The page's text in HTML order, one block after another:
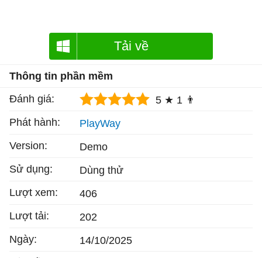
Tải về
Thông tin phần mềm
Đánh giá:
5 ★ 1 👨
Phát hành:
PlayWay
Version:
Demo
Sử dụng:
Dùng thử
Lượt xem:
406
Lượt tải:
202
Ngày:
14/10/2025